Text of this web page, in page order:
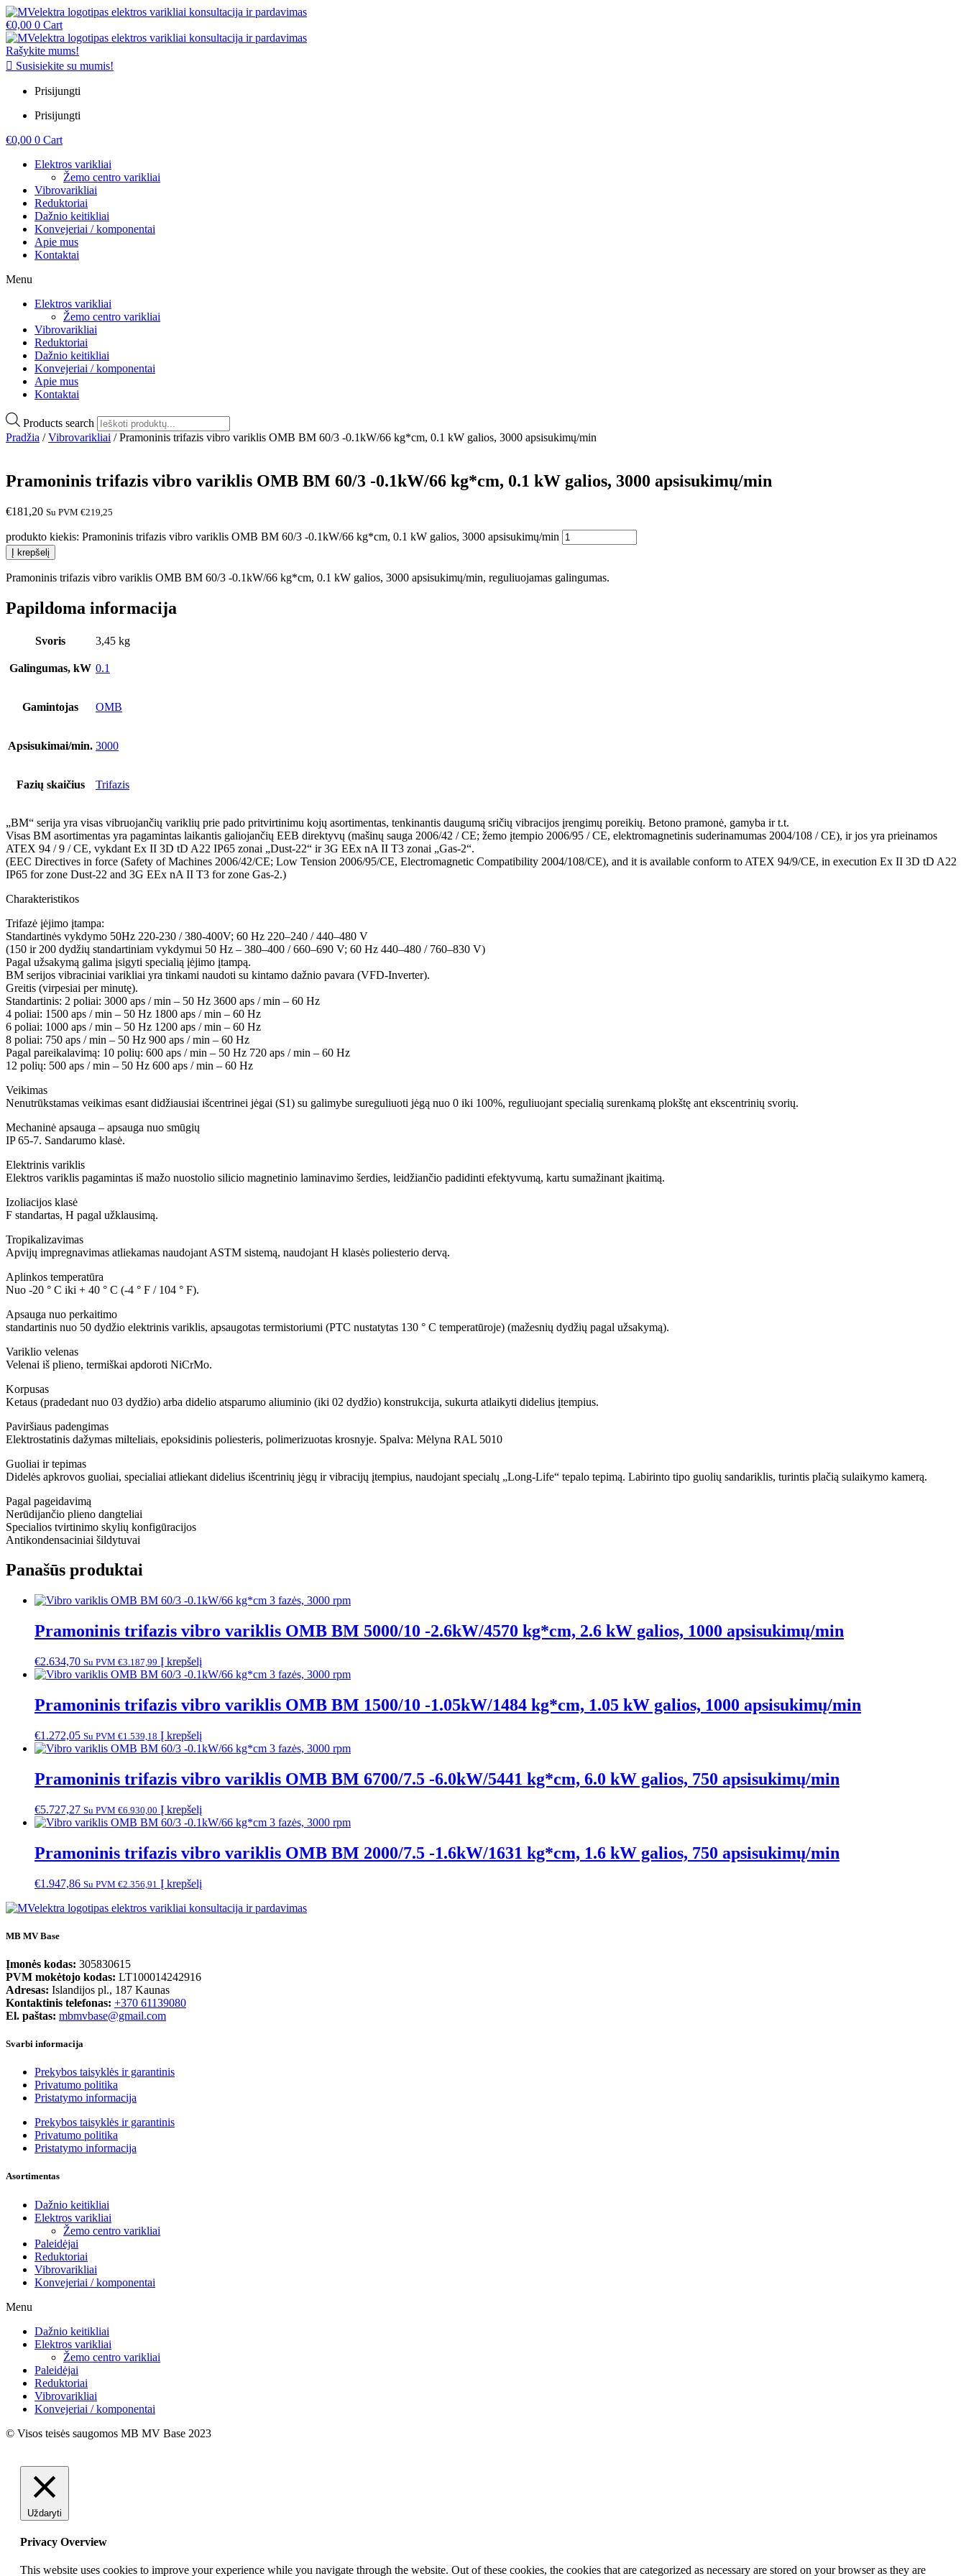
€0,00 0 Cart
Rašykite mums!
Susisiekite su mumis!
Prisijungti
Prisijungti
€0,00 0 Cart
Elektros varikliai
Žemo centro varikliai
Vibrovarikliai
Reduktoriai
Dažnio keitikliai
Konvejeriai / komponentai
Apie mus
Kontaktai
Menu
Elektros varikliai
Žemo centro varikliai
Vibrovarikliai
Reduktoriai
Dažnio keitikliai
Konvejeriai / komponentai
Apie mus
Kontaktai
Products search
Pradžia /Vibrovarikliai / Pramoninis trifazis vibro variklis OMB BM 60/3 -0.1kW/66 kg*cm, 0.1 kW galios, 3000 apsisukimų/min
Pramoninis trifazis vibro variklis OMB BM 60/3 -0.1kW/66 kg*cm, 0.1 kW galios, 3000 apsisukimų/min
€181,20 Su PVM €219,25
produkto kiekis: Pramoninis trifazis vibro variklis OMB BM 60/3 -0.1kW/66 kg*cm, 0.1 kW galios, 3000 apsisukimų/min
Į krepšelį
Pramoninis trifazis vibro variklis OMB BM 60/3 -0.1kW/66 kg*cm, 0.1 kW galios, 3000 apsisukimų/min, reguliuojamas galingumas.
Papildoma informacija
Svoris 3,45 kg
Galingumas, kW 0.1
Gamintojas OMB
Apsisukimai/min. 3000
Fazių skaičius Trifazis
„BM“ serija yra visas vibruojančių variklių prie pado pritvirtinimu kojų asortimentas, tenkinantis daugumą sričių vibracijos įrengimų poreikių. Betono pramonė, gamyba ir t.t.
Visas BM asortimentas yra pagamintas laikantis galiojančių EEB direktyvų (mašinų sauga 2006/42 / CE; žemo įtempio 2006/95 / CE, elektromagnetinis suderinamumas 2004/108 / CE), ir jos yra prieinamos
ATEX 94 / 9 / CE, vykdant Ex II 3D tD A22 IP65 zonai „Dust-22“ ir 3G EEx nA II T3 zonai „Gas-2“.
(EEC Directives in force (Safety of Machines 2006/42/CE; Low Tension 2006/95/CE, Electromagnetic Compatibility 2004/108/CE), and it is available conform to ATEX 94/9/CE, in execution Ex II 3D tD A22
IP65 for zone Dust-22 and 3G EEx nA II T3 for zone Gas-2.)
Charakteristikos
Trifazė įėjimo įtampa:
Standartinės vykdymo 50Hz 220-230 / 380-400V; 60 Hz 220–240 / 440–480 V
(150 ir 200 dydžių standartiniam vykdymui 50 Hz – 380–400 / 660–690 V; 60 Hz 440–480 / 760–830 V)
Pagal užsakymą galima įsigyti specialią įėjimo įtampą.
BM serijos vibraciniai varikliai yra tinkami naudoti su kintamo dažnio pavara (VFD-Inverter).
Greitis (virpesiai per minutę).
Standartinis: 2 poliai: 3000 aps / min – 50 Hz 3600 aps / min – 60 Hz
4 poliai: 1500 aps / min – 50 Hz 1800 aps / min – 60 Hz
6 poliai: 1000 aps / min – 50 Hz 1200 aps / min – 60 Hz
8 poliai: 750 aps / min – 50 Hz 900 aps / min – 60 Hz
Pagal pareikalavimą: 10 polių: 600 aps / min – 50 Hz 720 aps / min – 60 Hz
12 polių: 500 aps / min – 50 Hz 600 aps / min – 60 Hz
Veikimas
Nenutrūkstamas veikimas esant didžiausiai išcentrinei jėgai (S1) su galimybe sureguliuoti jėgą nuo 0 iki 100%, reguliuojant specialią surenkamą plokštę ant ekscentrinių svorių.
Mechaninė apsauga – apsauga nuo smūgių
IP 65-7. Sandarumo klasė.
Elektrinis variklis
Elektros variklis pagamintas iš mažo nuostolio silicio magnetinio laminavimo šerdies, leidžiančio padidinti efektyvumą, kartu sumažinant įkaitimą.
Izoliacijos klasė
F standartas, H pagal užklausimą.
Tropikalizavimas
Apvijų impregnavimas atliekamas naudojant ASTM sistemą, naudojant H klasės poliesterio dervą.
Aplinkos temperatūra
Nuo -20 ° C iki + 40 ° C (-4 ° F / 104 ° F).
Apsauga nuo perkaitimo
standartinis nuo 50 dydžio elektrinis variklis, apsaugotas termistoriumi (PTC nustatytas 130 ° C temperatūroje) (mažesnių dydžių pagal užsakymą).
Variklio velenas
Velenai iš plieno, termiškai apdoroti NiCrMo.
Korpusas
Ketaus (pradedant nuo 03 dydžio) arba didelio atsparumo aliuminio (iki 02 dydžio) konstrukcija, sukurta atlaikyti didelius įtempius.
Paviršiaus padengimas
Elektrostatinis dažymas milteliais, epoksidinis poliesteris, polimerizuotas krosnyje. Spalva: Mėlyna RAL 5010
Guoliai ir tepimas
Didelės apkrovos guoliai, specialiai atliekant didelius išcentrinių jėgų ir vibracijų įtempius, naudojant specialų „Long-Life“ tepalo tepimą. Labirinto tipo guolių sandariklis, turintis plačią sulaikymo kamerą.
Pagal pageidavimą
Nerūdijančio plieno dangteliai
Specialios tvirtinimo skylių konfigūracijos
Antikondensaciniai šildytuvai
Panašūs produktai
Pramoninis trifazis vibro variklis OMB BM 5000/10 -2.6kW/4570 kg*cm, 2.6 kW galios, 1000 apsisukimų/min
€2.634,70 Su PVM €3.187,99 Į krepšelį
Pramoninis trifazis vibro variklis OMB BM 1500/10 -1.05kW/1484 kg*cm, 1.05 kW galios, 1000 apsisukimų/min
€1.272,05 Su PVM €1.539,18 Į krepšelį
Pramoninis trifazis vibro variklis OMB BM 6700/7.5 -6.0kW/5441 kg*cm, 6.0 kW galios, 750 apsisukimų/min
€5.727,27 Su PVM €6.930,00 Į krepšelį
Pramoninis trifazis vibro variklis OMB BM 2000/7.5 -1.6kW/1631 kg*cm, 1.6 kW galios, 750 apsisukimų/min
€1.947,86 Su PVM €2.356,91 Į krepšelį
MB MV Base
Įmonės kodas: 305830615
PVM mokėtojo kodas: LT100014242916
Adresas: Islandijos pl., 187 Kaunas
Kontaktinis telefonas: +370 61139080
El. paštas: mbmvbase@gmail.com
Svarbi informacija
Prekybos taisyklės ir garantinis
Privatumo politika
Pristatymo informacija
Prekybos taisyklės ir garantinis
Privatumo politika
Pristatymo informacija
Asortimentas
Dažnio keitikliai
Elektros varikliai
Žemo centro varikliai
Paleidėjai
Reduktoriai
Vibrovarikliai
Konvejeriai / komponentai
Menu
Dažnio keitikliai
Elektros varikliai
Žemo centro varikliai
Paleidėjai
Reduktoriai
Vibrovarikliai
Konvejeriai / komponentai
© Visos teisės saugomos MB MV Base 2023
Uždaryti
Privacy Overview
This website uses cookies to improve your experience while you navigate through the website. Out of these cookies, the cookies that are categorized as necessary are stored on your browser as they are